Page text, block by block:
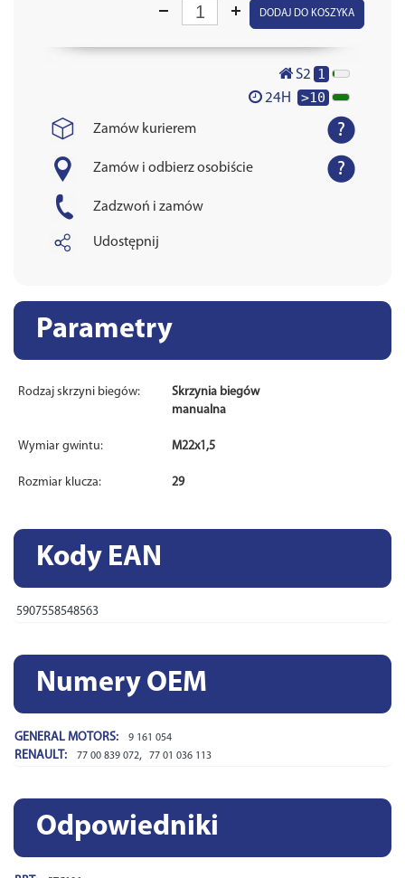
DODAJ DO KOSZYKA
S2 1
24H >10
Zamów kurierem
Zamów i odbierz osobiście
Zadzwoń i zamów
Udostępnij
Parametry
Rodzaj skrzyni biegów:
Skrzynia biegów
manualna
Wymiar gwintu: M22x1,5
Rozmiar klucza: 29
Kody EAN
5907558548563
Numery OEM
GENERAL MOTORS: 9 161 054
RENAULT: 77 00 839 072, 77 01 036 113
Odpowiedniki